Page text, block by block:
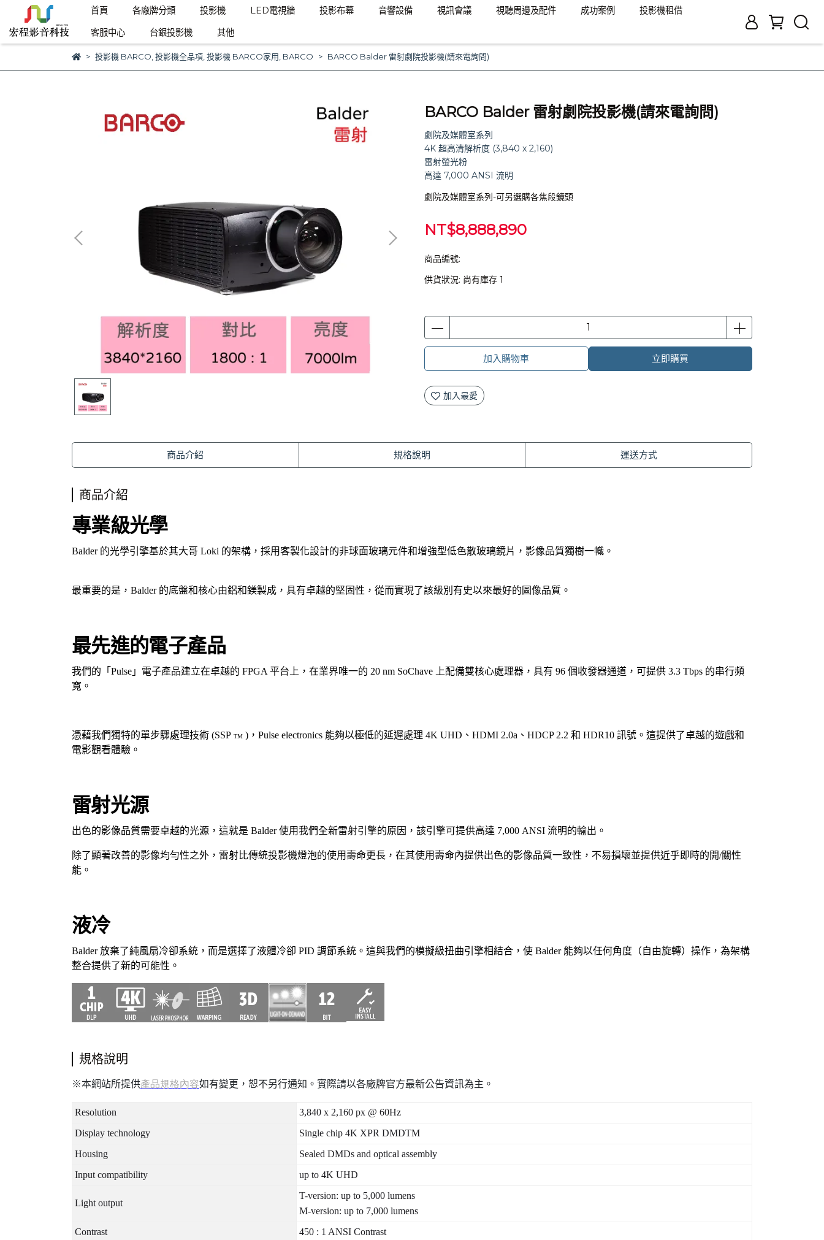
首頁 各廠牌分類 投影機 LED電視牆 投影布幕 音響設備 視訊會議 視聽周邊及配件 成功案例
投影機租借
客服中心
台銀投影機 其他
投影機 BARCO 投影機全品項, 投影機 BARCO家用 BARCO BARCO Balder 雷射劇院投影機(請來電詢問)
BARCO Balder 雷射劇院投影機(請來電詢問)
劇院及媒體室系列
4K 超高清解析度 (3,840 x 2,160)
雷射螢光粉
高達 7,000 ANSI 流明
劇院及媒體室系列-可另選購各焦段鏡頭
NT$8,888,890
商品編號:
供貨狀況: 尚有庫存 1
加入購物車 立即購買
加入最愛
商品介紹 規格說明 運送方式
商品介紹
專業級光學
Balder 的光學引擎基於其大哥 Loki 的架構，採用客製化設計的非球面玻璃元件和增強型低色散玻璃鏡片，影像品質獨樹一幟。
最重要的是，Balder 的底盤和核心由鋁和鎂製成，具有卓越的堅固性，從而實現了該級別有史以來最好的圖像品質。
最先進的電子產品
我們的「Pulse」電子產品建立在卓越的 FPGA 平台上，在業界唯一的 20 nm SoChave 上配備雙核心處理器，具有 96 個收發器通道，可提供 3.3 Tbps 的串行頻
寬。
憑藉我們獨特的單步驟處理技術 (SSP TM )，Pulse electronics 能夠以極低的延遲處理 4K UHD、HDMI 2.0a、HDCP 2.2 和 HDR10 訊號。 這提供了卓越的遊戲和
電影觀看體驗。
雷射光源
出色的影像品質需要卓越的光源，這就是 Balder 使用我們全新雷射引擎的原因，該引擎可提供高達 7,000 ANSI 流明的輸出。
除了顯著改善的影像均勻性之外，雷射比傳統投影機燈泡的使用壽命更長，在其使用壽命內提供出色的影像品質一致性，不易損壞並提供近乎即時的開/關性
能。
液冷
Balder 放棄了純風扇冷卻系統，而是選擇了液體冷卻 PID 調節系統。 這與我們的模擬級扭曲引擎相結合，使 Balder 能夠以任何角度（自由旋轉）操作，為架構
整合提供了新的可能性。
規格說明
※本網站所提供產品規格內容如有變更，恕不另行通知。實際請以各廠牌官方最新公告資訊為主。
Resolution
3,840 x 2,160 px @ 60Hz
Display technology
Single chip 4K XPR DMDTM
Housing
Sealed DMDs and optical assembly
Input compatibility
up to 4K UHD
Light output
T-version: up to 5,000 lumens
M-version: up to 7,000 lumens
Contrast
450 : 1 ANSI Contrast